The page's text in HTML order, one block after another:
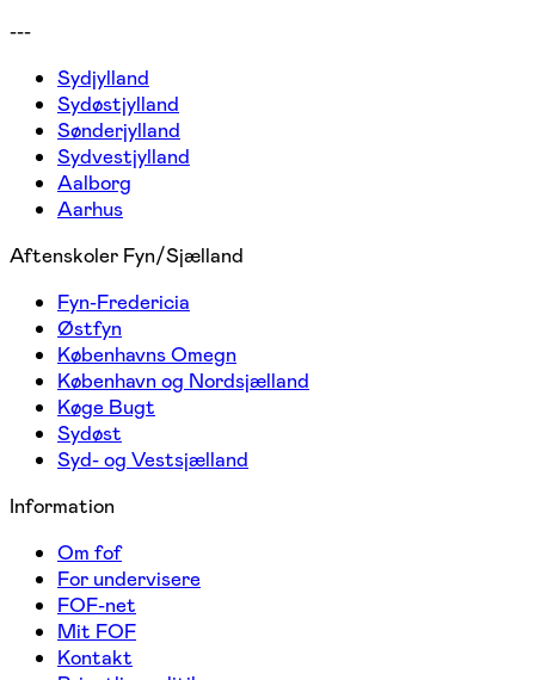
---
Sydjylland
Sydøstjylland
Sønderjylland
Sydvestjylland
Aalborg
Aarhus
Aftenskoler Fyn/Sjælland
Fyn-Fredericia
Østfyn
Københavns Omegn
København og Nordsjælland
Køge Bugt
Sydøst
Syd- og Vestsjælland
Information
Om fof
For undervisere
FOF-net
Mit FOF
Kontakt